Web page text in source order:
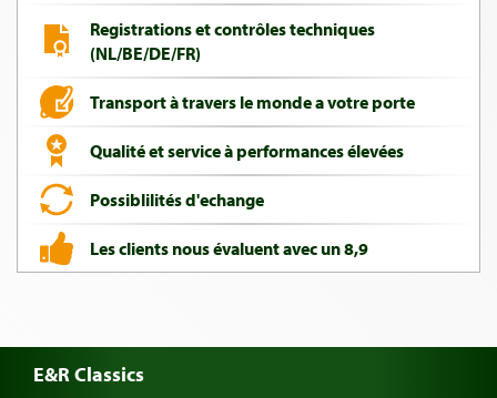
Registrations et contrôles techniques
(NL/BE/DE/FR)
Transport à travers le monde a votre porte
Qualité et service à performances élevées
Possiblilités d'echange
Les clients nous évaluent avec un 8,9
E&R Classics